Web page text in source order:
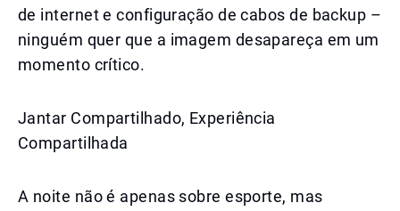
de internet e configuração de cabos de backup –
ninguém quer que a imagem desapareça em um
momento crítico.
Jantar Compartilhado, Experiência
Compartilhada
A noite não é apenas sobre esporte, mas